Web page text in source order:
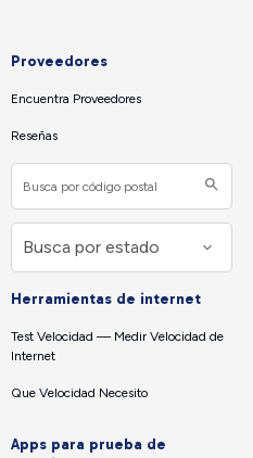
Proveedores
Encuentra Proveedores
Reseñas
Herramientas de internet
Test Velocidad — Medir Velocidad de
Internet
Que Velocidad Necesito
Apps para prueba de